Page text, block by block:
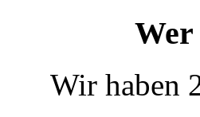
Wir haben